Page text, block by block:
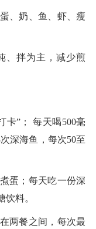
、奶、鱼、虾、瘦
拌为主，减少煎
”； 每天喝500毫
深海鱼，每次50至
蛋；每天吃一份深
料。
两餐之间，每次最